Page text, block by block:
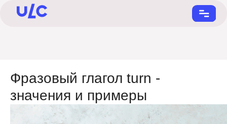
+7 (901) 731-22-55
Фразовый глагол turn -
значения и примеры